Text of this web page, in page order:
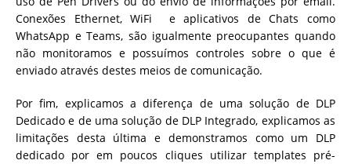
Conexões Ethernet, WiFi e aplicativos de Chats como
WhatsApp e Teams, são igualmente preocupantes quando
não monitoramos e possuímos controles sobre o que é
enviado através destes meios de comunicação.
Por fim, explicamos a diferença de uma solução de DLP
Dedicado e de uma solução de DLP Integrado, explicamos as
limitações desta última e demonstramos como um DLP
dedicado por em poucos cliques utilizar templates pré-